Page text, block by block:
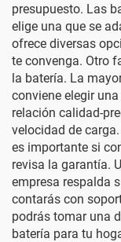
presupuesto. Las
elige una que se
ofrece diversas
te convenga. Otro
la batería. La
conviene elegir
relación calidad-
velocidad de
es importante si
revisa la garantía.
empresa respalda
contarás con
podrás tomar una
batería para tu